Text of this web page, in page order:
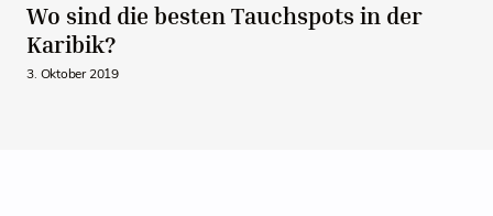
Wo sind die besten Tauchspots in der
Karibik?
3. Oktober 2019